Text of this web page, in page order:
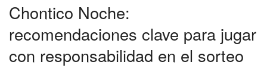
Chontico Noche:
recomendaciones clave para jugar
con responsabilidad en el sorteo